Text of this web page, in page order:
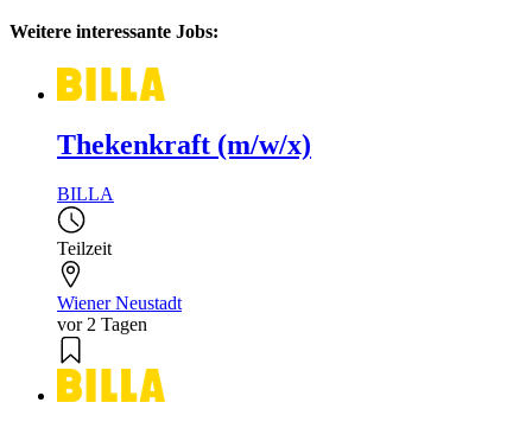
Weitere interessante Jobs:
Thekenkraft (m/w/x)
BILLA
Teilzeit
Wiener Neustadt
vor 2 Tagen